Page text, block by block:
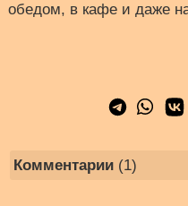
обедом, в кафе и даже
Комментарии (1)